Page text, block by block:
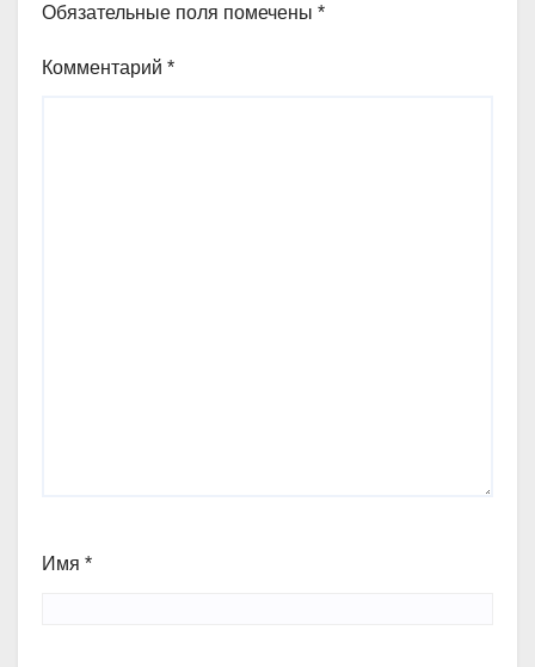
Обязательные поля помечены *
Комментарий *
Имя *